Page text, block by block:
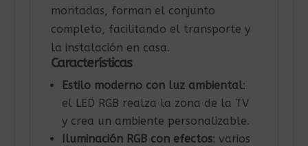
montadas, forman el conjunto
completo, facilitando el transporte y
la instalación en casa.
Características
Estilo moderno con luz ambiental:
el LED RGB realza la zona de la TV
y crea un ambiente personalizable.
Iluminación RGB con efectos: varios